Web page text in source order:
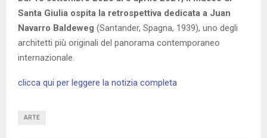
Santa Giulia ospita la retrospettiva dedicata a Juan
Navarro Baldeweg (Santander, Spagna, 1939), uno degli
architetti più originali del panorama contemporaneo
internazionale.
clicca qui per leggere la notizia completa
ARTE